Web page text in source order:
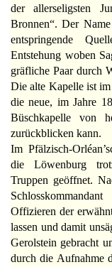
der allerseligsten
Bronnen“. Der
entspringende
Entstehung woben
gräfliche Paar durch
Die alte Kapelle ist
die neue, im Jahre
Büschkapelle von
zurückblicken kann.
Im Pfälzisch-
die Löwenburg
Truppen geöffnet.
Offizieren der
lassen und damit
Gerolstein gebracht
durch die Aufnahme